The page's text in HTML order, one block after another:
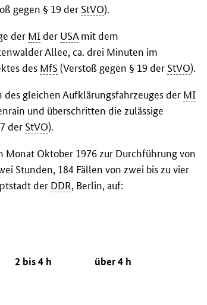
gegen § 19 der StVO).
der MIder USAmit dem
Allee, ca. drei Minuten im
des MfS(Verstoß gegen § 19 der StVO).
des gleichen Aufklärungsfahrzeuges der MI
und überschritten die zulässige
der StVO).
Monat Oktober 1976 zur Durchführung von
Stunden, 184 Fällen von zwei bis zu vier
der DDR, Berlin, auf:
2 bis 4 h über 4 h